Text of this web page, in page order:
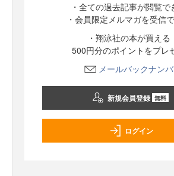
・全ての過去記事が閲覧で
・会員限定メルマガを受信
・翔泳社の本が買える
500円分のポイントをプレ
メールバックナン
新規会員登録 無料
ログイン